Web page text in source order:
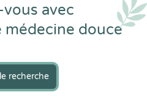
avec
médecine douce
recherche